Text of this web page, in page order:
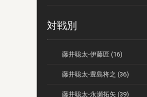
対戦別
藤井聡太-伊藤匠 (16)
藤井聡太-豊島将之 (36)
藤井聡太-永瀬拓矢 (39)